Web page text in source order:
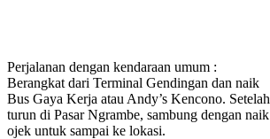
Perjalanan dengan kendaraan umum :
Berangkat dari Terminal Gendingan dan naik
Bus Gaya Kerja atau Andy’s Kencono. Setelah
turun di Pasar Ngrambe, sambung dengan naik
ojek untuk sampai ke lokasi.